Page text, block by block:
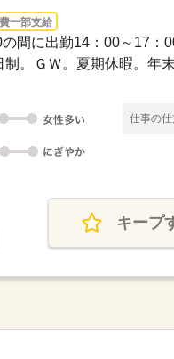
一部支給
間に出勤14：00～17：
。ＧＷ。夏期休暇。年
仕事の
キープ